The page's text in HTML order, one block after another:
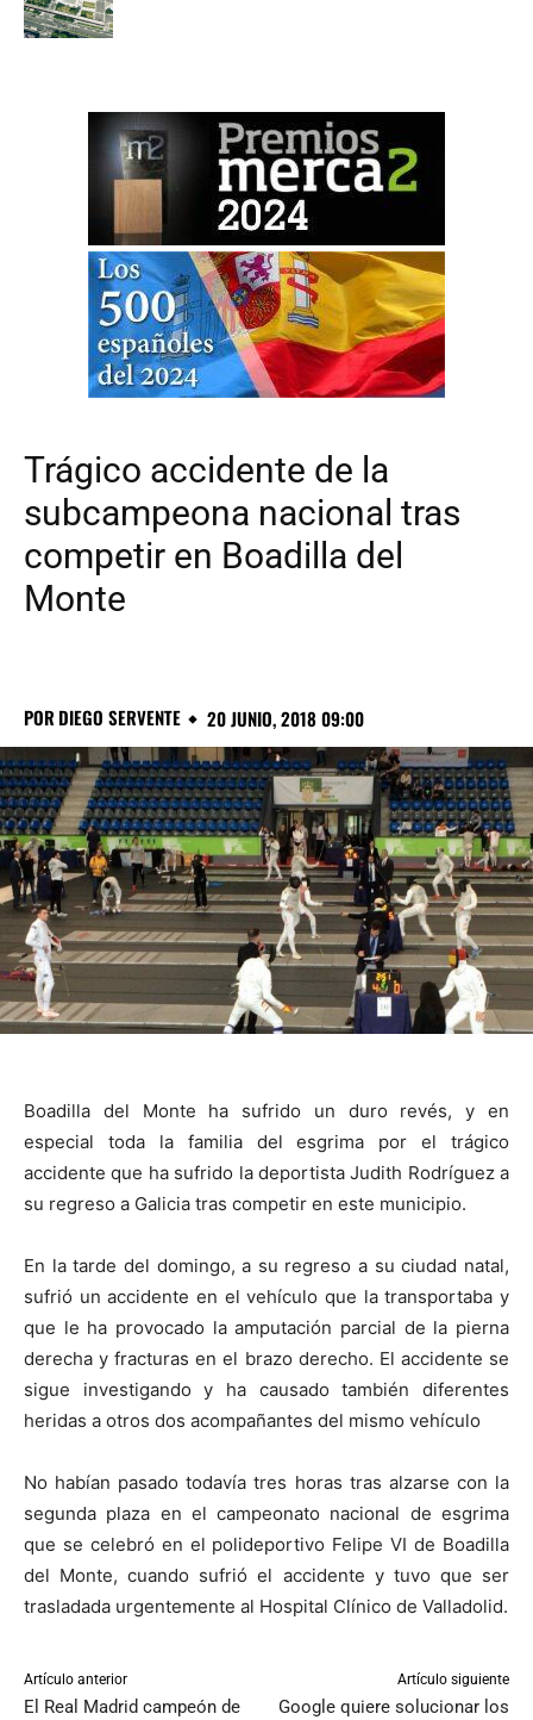
Trágico accidente de la
subcampeona nacional tras
competir en Boadilla del
Monte
POR DIEGO SERVENTE 20 JUNIO, 2018 09:00
Boadilla del Monte ha sufrido un duro revés, y en
especial toda la familia del esgrima por el trágico
accidente que ha sufrido la deportista Judith Rodríguez a
su regreso a Galicia tras competir en este municipio.
En la tarde del domingo, a su regreso a su ciudad natal,
sufrió un accidente en el vehículo que la transportaba y
que le ha provocado la amputación parcial de la pierna
derecha y fracturas en el brazo derecho. El accidente se
sigue investigando y ha causado también diferentes
heridas a otros dos acompañantes del mismo vehículo
No habían pasado todavía tres horas tras alzarse con la
segunda plaza en el campeonato nacional de esgrima
que se celebró en el polideportivo Felipe VI de Boadilla
del Monte, cuando sufrió el accidente y tuvo que ser
trasladada urgentemente al Hospital Clínico de Valladolid.
Artículo anterior
El Real Madrid campeón de
Artículo siguiente
Google quiere solucionar los